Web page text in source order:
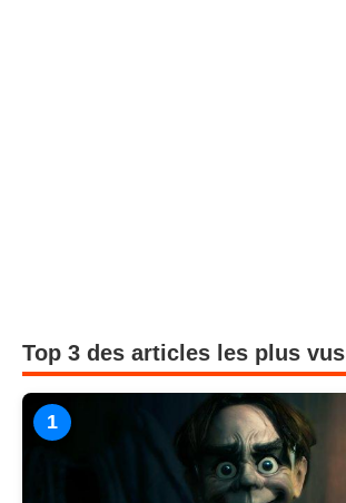
Top 3 des articles les plus vus
1